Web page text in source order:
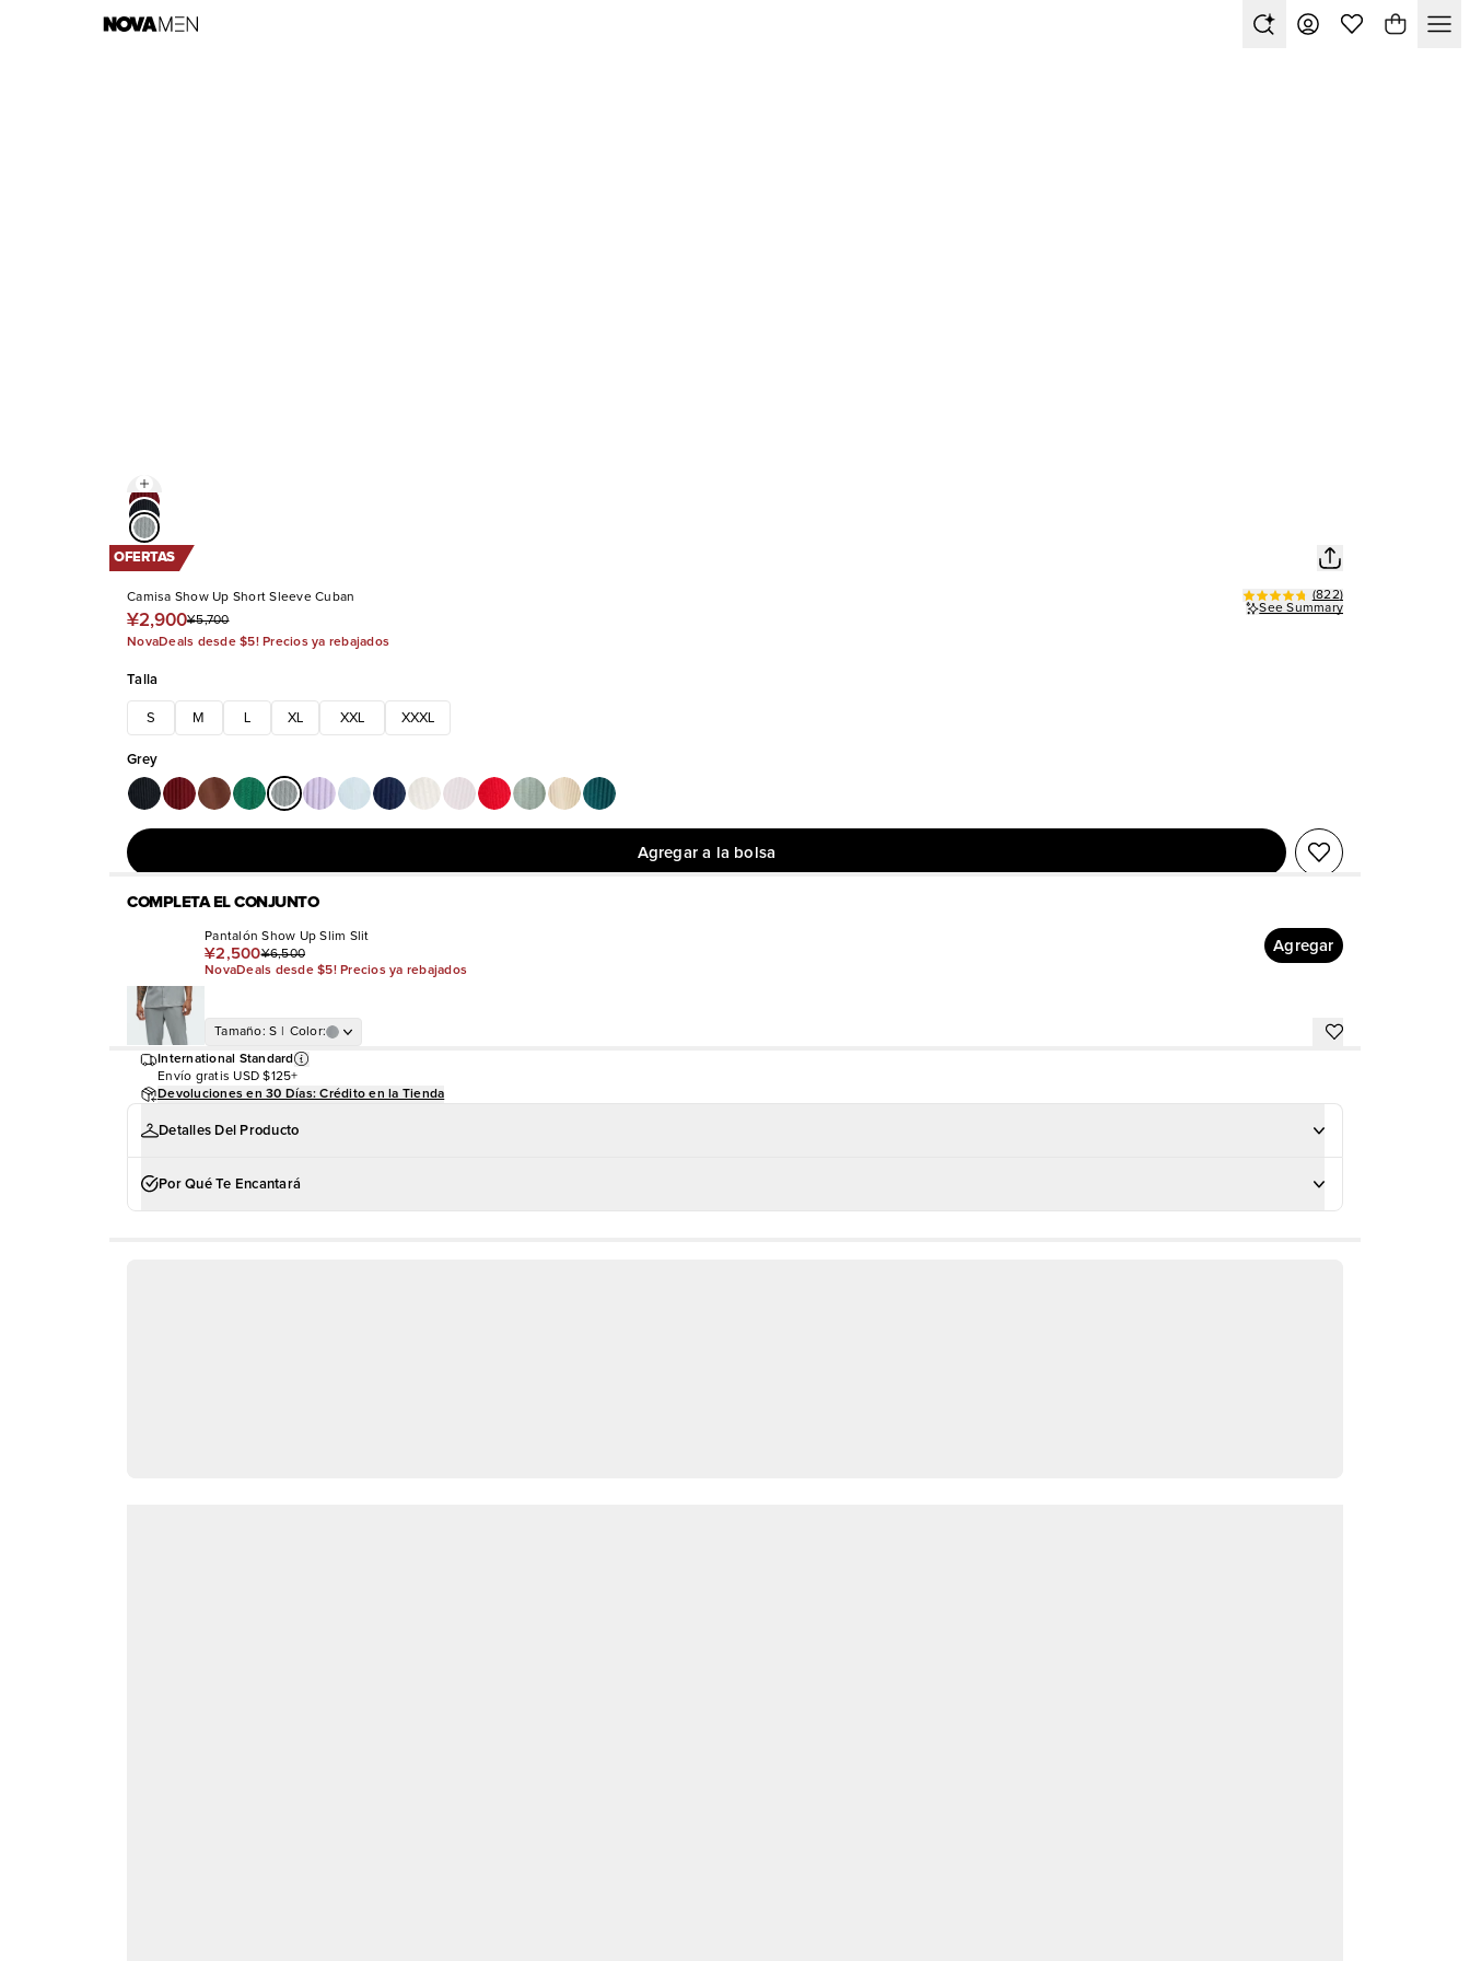
OFERTAS
Camisa Show Up Short Sleeve Cuban
¥2,900¥5,700
(822)
See Summary
NovaDeals desde $5! Precios ya rebajados
Talla
S M XL XXL XXXL
Grey
Agregar a la bolsa
COMPLETA EL CONJUNTO
Pantalón Show Up Slim Slit
¥2,500¥6,500
NovaDeals desde $5! Precios ya rebajados
Agregar
Tamaño: S Color:
International Standard
Envío gratis USD $125+
Devoluciones en 30 Días: Crédito en la Tienda
Detalles Del Producto
Por Qué Te Encantará